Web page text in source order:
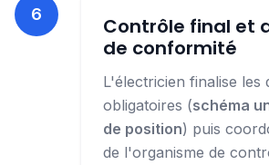
6
Contrôle final et
de conformité
L'électricien finalise les
obligatoires (schéma
de position) puis
de l'organisme de